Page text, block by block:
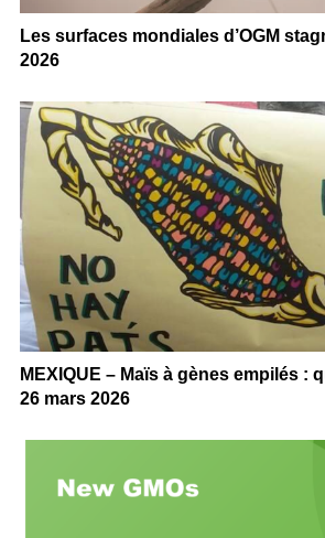
Les surfaces mondiales d’OGM
2026
MEXIQUE – Maïs à gènes empilés :
26 mars 2026